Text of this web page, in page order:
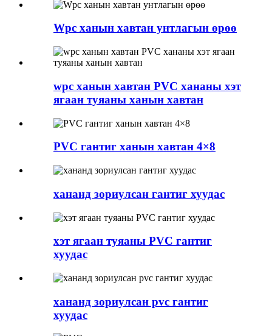
Wpc ханын хавтан унтлагын өрөө
wpc ханын хавтан PVC хананы хэт
ягаан туяаны ханын хавтан
PVC гантиг ханын хавтан 4×8
хананд зориулсан гантиг хуудас
хэт ягаан туяаны PVC гантиг
хуудас
хананд зориулсан pvc гантиг
хуудас